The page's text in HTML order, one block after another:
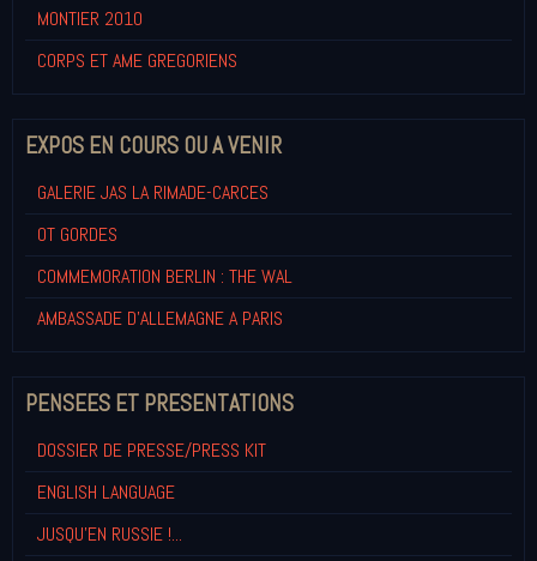
MONTIER 2010
CORPS ET AME GREGORIENS
EXPOS EN COURS OU A VENIR
GALERIE JAS LA RIMADE-CARCES
OT GORDES
COMMEMORATION BERLIN : THE WAL
AMBASSADE D'ALLEMAGNE A PARIS
PENSEES ET PRESENTATIONS
DOSSIER DE PRESSE/PRESS KIT
ENGLISH LANGUAGE
JUSQU'EN RUSSIE !...